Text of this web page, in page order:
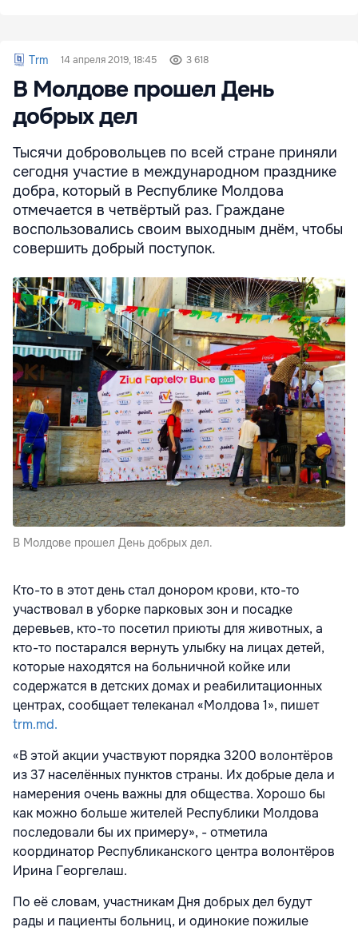
Trm 14 апреля 2019, 18:45 3 618
В Молдове прошел День
добрых дел
Тысячи добровольцев по всей стране приняли
сегодня участие в международном празднике
добра, который в Республике Молдова
отмечается в четвёртый раз. Граждане
воспользовались своим выходным днём, чтобы
совершить добрый поступок.
В Молдове прошел День добрых дел.
Кто-то в этот день стал донором крови, кто-то
участвовал в уборке парковых зон и посадке
деревьев, кто-то посетил приюты для животных, а
кто-то постарался вернуть улыбку на лицах детей,
которые находятся на больничной койке или
содержатся в детских домах и реабилитационных
центрах, сообщает телеканал «Молдова 1», пишет
trm.md.
«В этой акции участвуют порядка 3200 волонтёров
из 37 населённых пунктов страны. Их добрые дела и
намерения очень важны для общества. Хорошо бы
как можно больше жителей Республики Молдова
последовали бы их примеру», - отметила
координатор Республиканского центра волонтёров
Ирина Георгелаш.
По её словам, участникам Дня добрых дел будут
рады и пациенты больниц, и одинокие пожилые